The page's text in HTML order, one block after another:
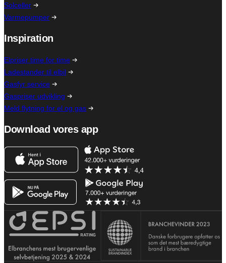
Solceller
Varmepumper
Inspiration
Elpriser time for time
Ladestander til elbil
Gasfyr service
Gaspriser udvikling
Meld flytning for el og gas
Download vores app